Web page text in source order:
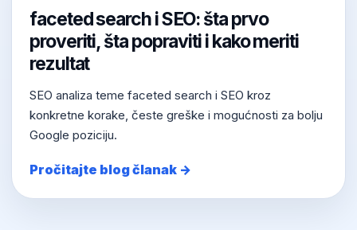
faceted search i SEO: šta prvo
proveriti, šta popraviti i kako meriti
rezultat
SEO analiza teme faceted search i SEO kroz
konkretne korake, česte greške i mogućnosti za bolju
Google poziciju.
Pročitajte blog članak →